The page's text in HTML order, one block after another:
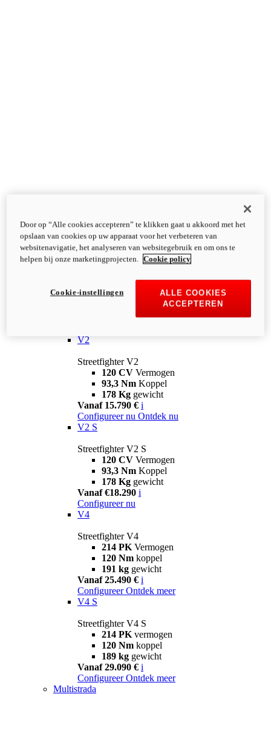
V2
Streetfighter V2
120 CV Vermogen
93,3 Nm Koppel
178 Kg gewicht
Vanaf 15.790 € i
Configureer nu Ontdek nu
V2 S
Streetfighter V2 S
120 CV Vermogen
93,3 Nm Koppel
178 Kg gewicht
Vanaf €18.290 i
Configureer nu
V4
Streetfighter V4
214 PK Vermogen
120 Nm koppel
191 kg gewicht
Vanaf 25.490 € i
Configureer Ontdek meer
V4 S
Streetfighter V4 S
214 PK vermogen
120 Nm koppel
189 kg gewicht
Vanaf 29.090 € i
Configureer Ontdek meer
Multistrada
Door op “Alle cookies accepteren” te klikken gaat u akkoord met het
opslaan van cookies op uw apparaat voor het verbeteren van
websitenavigatie, het analyseren van websitegebruik en om ons te
helpen bij onze marketingprojecten.
Cookie policy
ALLE COOKIES
ACCEPTEREN
Cookie-instellingen